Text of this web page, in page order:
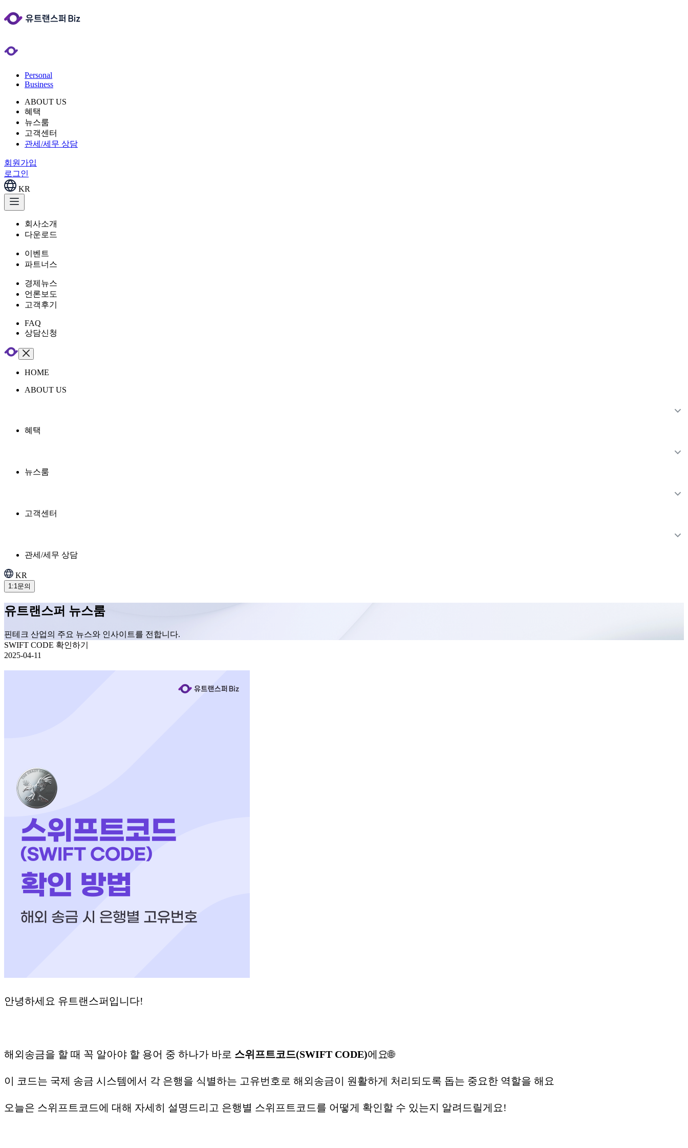
Personal
Business
ABOUT US
혜택
뉴스룸
고객센터
관세/세무 상담
회원가입
로그인
KR
회사소개
다운로드
이벤트
파트너스
경제뉴스
언론보도
고객후기
FAQ
상담신청
HOME
ABOUT US
혜택
뉴스룸
고객센터
관세/세무 상담
KR
1:1문의
유트랜스퍼 뉴스룸
핀테크 산업의 주요 뉴스와 인사이트를 전합니다.
SWIFT CODE 확인하기
2025-04-11
안녕하세요 유트랜스퍼입니다!
해외송금을 할 때 꼭 알아야 할 용어 중 하나가 바로 스위프트코드(SWIFT CODE)에요🌐
이 코드는 국제 송금 시스템에서 각 은행을 식별하는 고유번호로 해외송금이 원활하게 처리되도록 돕는 중요한 역할을 해요
오늘은 스위프트코드에 대해 자세히 설명드리고 은행별 스위프트코드를 어떻게 확인할 수 있는지 알려드릴게요!